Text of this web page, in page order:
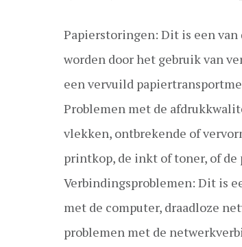
Papierstoringen: Dit is een
worden door het gebruik van
een vervuild
Problemen met de
vlekken, ontbrekende of
printkop, de inkt of toner, of de
Verbindingsproblemen: Dit is
met de computer, draadloze
problemen met de